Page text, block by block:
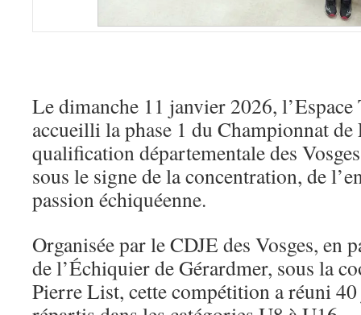
Le dimanche 11 janvier 2026,
accueilli la phase 1 du Championnat de
qualification départementale des
sous le signe de la concentration, de
passion échiquéenne.
Organisée par le CDJE des Vosges, en
de l’Échiquier de Gérardmer, sous la
Pierre List, cette compétition a réuni